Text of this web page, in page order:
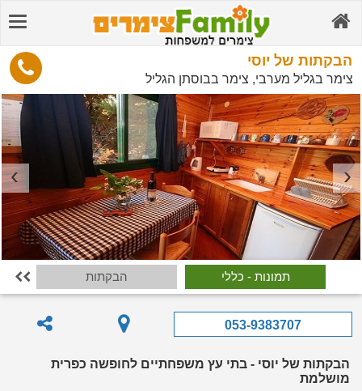
הבקתות של יוסי
צימר בגליל מערבי, צימר בבוסתן הגליל
תמונות - כללי הבקתות 
053-9383707
הבקתות של יוסי - בתי עץ משפחתיים לחופשה כפרית
מושלמת